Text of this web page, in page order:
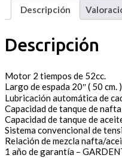
Descripción
Descripción
Motor 2 tiempos de 52cc.
Largo de espada 20″ ( 50 cm.
Lubricación automática de
Capacidad de tanque de
Capacidad de tanque de
Sistema convencional de
Relación de mezcla nafta/
1 año de garantía –